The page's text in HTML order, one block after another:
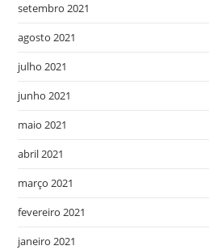
setembro 2021
agosto 2021
julho 2021
junho 2021
maio 2021
abril 2021
março 2021
fevereiro 2021
janeiro 2021